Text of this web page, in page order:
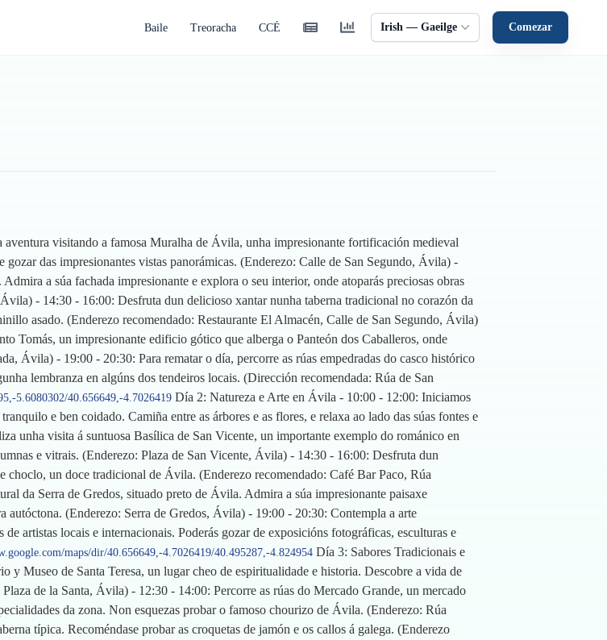
Baile Treoracha CCÉ Irish — Gaeilge Comezar
visitando a famosa Muralha de Ávila, unha impresionante fortificación medieval
das impresionantes vistas panorámicas. (Enderezo: Calle de San Segundo, Ávila) -
a súa fachada impresionante e explora o seu interior, onde atoparás preciosas obras
- 14:30 - 16:00: Desfruta dun delicioso xantar nunha taberna tradicional no corazón da
asado. (Enderezo recomendado: Restaurante El Almacén, Calle de San Segundo, Ávila)
Tomás, un impresionante edificio gótico que alberga o Panteón dos Caballeros, onde
Ávila) - 19:00 - 20:30: Para rematar o día, percorre as rúas empedradas do casco histórico
lembranza en algúns dos tendeiros locais. (Dirección recomendada: Rúa de San
5.6080302/40.656649,-4.7026419 Día 2: Natureza e Arte en Ávila - 10:00 - 12:00: Iniciamos
e ben coidado. Camiña entre as árbores e as flores, e relaxa ao lado das súas fontes e
unha visita á suntuosa Basílica de San Vicente, un importante exemplo do románico en
e vitrais. (Enderezo: Plaza de San Vicente, Ávila) - 14:30 - 16:00: Desfruta dun
choclo, un doce tradicional de Ávila. (Enderezo recomendado: Café Bar Paco, Rúa
da Serra de Gredos, situado preto de Ávila. Admira a súa impresionante paisaxe
autóctona. (Enderezo: Serra de Gredos, Ávila) - 19:00 - 20:30: Contempla a arte
artistas locais e internacionais. Poderás gozar de exposicións fotográficas, esculturas e
maps/dir/40.656649,-4.7026419/40.495287,-4.824954 Día 3: Sabores Tradicionais e
Museo de Santa Teresa, un lugar cheo de espiritualidade e historia. Descobre a vida de
de la Santa, Ávila) - 12:30 - 14:00: Percorre as rúas do Mercado Grande, un mercado
da zona. Non esquezas probar o famoso chourizo de Ávila. (Enderezo: Rúa
típica. Recoméndase probar as croquetas de jamón e os callos á galega. (Enderezo